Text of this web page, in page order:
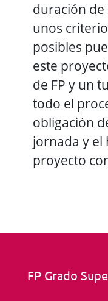
duración de
unos
posibles
este
de FP y un
todo el
obligación
jornada y el
proyecto
FP Grado